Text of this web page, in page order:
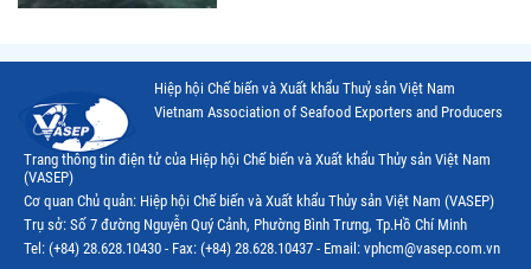
Hiệp hội Chế biến và Xuất khẩu Thuỷ sản Việt Nam
Vietnam Association of Seafood Exporters and Producers
Trang thông tin điện tử của Hiệp hội Chế biến và Xuất khẩu Thủy sản Việt Nam
(VASEP)
Cơ quan Chủ quản: Hiệp hội Chế biến và Xuất khẩu Thủy sản Việt Nam (VASEP)
Trụ sở: Số 7 đường Nguyễn Quý Cảnh, Phường Bình Trưng, Tp.Hồ Chí Minh
Tel: (+84) 28.628.10430 - Fax: (+84) 28.628.10437 - Email: vphcm@vasep.com.vn